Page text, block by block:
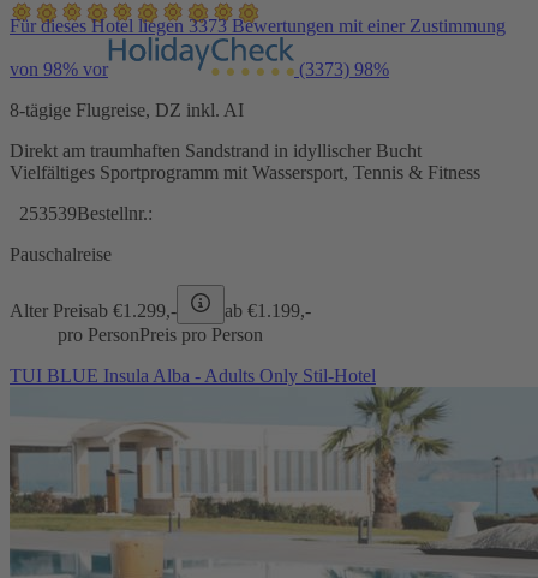
Für dieses Hotel liegen 3373 Bewertungen mit einer Zustimmung
von 98% vor (3373) 98%
8-tägige Flugreise, DZ inkl. AI
Direkt am traumhaften Sandstrand in idyllischer Bucht
Vielfältiges Sportprogramm mit Wassersport, Tennis & Fitness
253539Bestellnr.:
Pauschalreise
Alter Preisab €1.299,- ab €1.199,-
pro PersonPreis pro Person
TUI BLUE Insula Alba - Adults Only Stil-Hotel